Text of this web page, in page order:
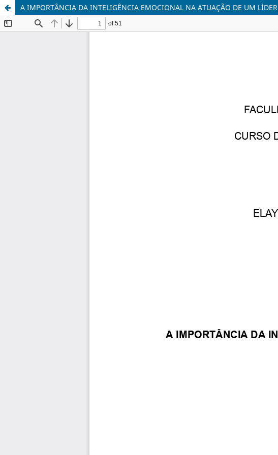
A IMPORTÂNCIA DA INTELIGÊNCIA EMOCIONAL NA ATUAÇÃO DE UM LÍDER